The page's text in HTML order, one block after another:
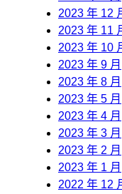
2023 年 12
2023 年 11
2023 年 10
2023 年 9 月
2023 年 8 月
2023 年 5 月
2023 年 4 月
2023 年 3 月
2023 年 2 月
2023 年 1 月
2022 年 12